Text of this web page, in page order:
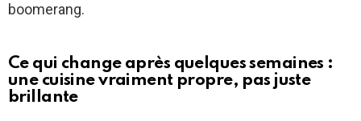
boomerang.
Ce qui change après quelques semaines :
une cuisine vraiment propre, pas juste
brillante